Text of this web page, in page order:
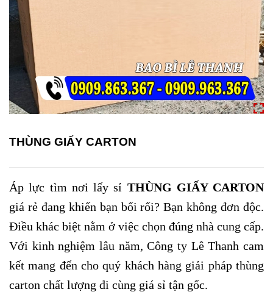
THÙNG GIẤY CARTON
Áp lực tìm nơi lấy sỉ THÙNG GIẤY CARTON
giá rẻ đang khiến bạn bối rối? Bạn không đơn độc.
Điều khác biệt nằm ở việc chọn đúng nhà cung cấp.
Với kinh nghiệm lâu năm, Công ty Lê Thanh cam
kết mang đến cho quý khách hàng giải pháp thùng
carton chất lượng đi cùng giá sỉ tận gốc.